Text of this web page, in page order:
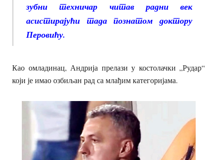
зубни техничар читав радни век
асистирајући тада познатом доктору
Перовићу.
Као омладинац, Андрија прелази у костолачки „Рудар“
који је имао озбиљан рад са млађим категоријама.